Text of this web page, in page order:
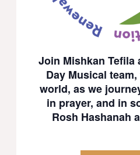
Join Mishkan Tefila
Day Musical
world, as we
in prayer, and in
Rosh Hashanah